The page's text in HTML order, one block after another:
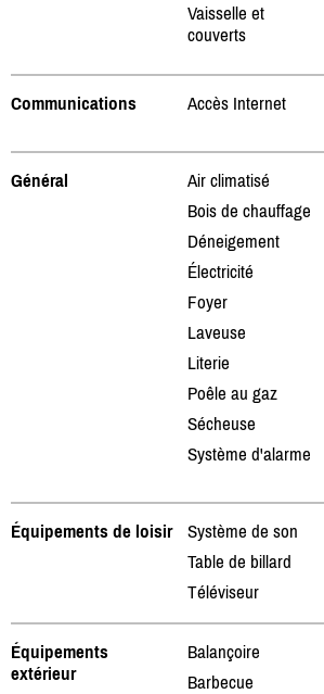
Vaisselle et
couverts
Communications Accès Internet
Général
Air climatisé
Bois de chauffage
Déneigement
Électricité
Foyer
Laveuse
Literie
Poêle au gaz
Sécheuse
Système d'alarme
Équipements de loisir
Système de son
Table de billard
Téléviseur
Équipements
extérieur
Balançoire
Barbecue